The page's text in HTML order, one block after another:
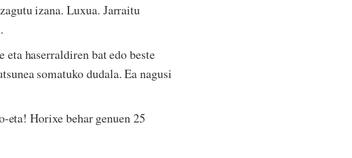
izana. Luxua. Jarraitu
haserraldiren bat edo beste
somatuko dudala. Ea nagusi
Horixe behar genuen 25